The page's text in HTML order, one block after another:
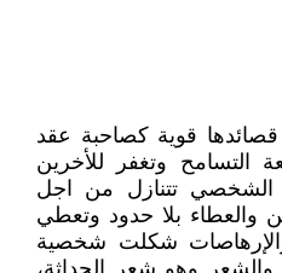
قوية كصاحبة عقد
التسامح وتغفر للأخرين
الشخصي تتنازل من اجل
والعطاء بلا حدود وتعطي
شكلت شخصية